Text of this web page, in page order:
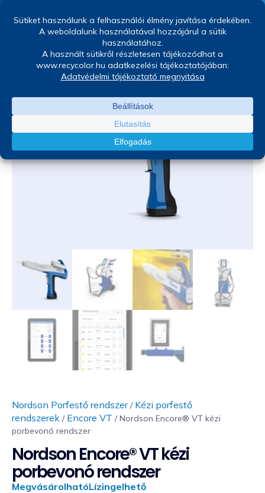
Nordson Porfestő rendszer/ Kézi porfestő
rendszerek / Encore VT / Nordson Encore® VT kézi
porbevonó rendszer
Nordson Encore® VT kézi
porbevonó rendszer
MegvásárolhatóLízingelhető